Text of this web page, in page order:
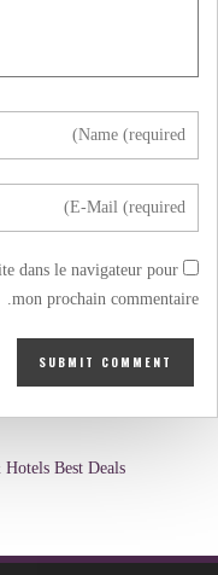
dans le navigateur pour
mon prochain commentaire.
Best Deals